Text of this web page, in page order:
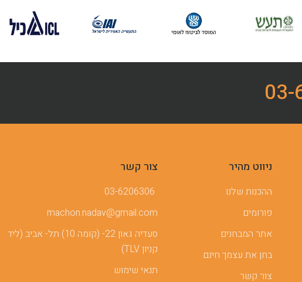
ניווט מהיר
ההכנות שלנו
פורומים
אתר המבחנים
בחן את עצמך חינם
צור קשר
צור קשר
03-6206306
machon.nadav@gmail.com
סעדיה גאון 22- (קומה 10) תל- אביב (ליד
קניון TLV)
תנאי שימוש